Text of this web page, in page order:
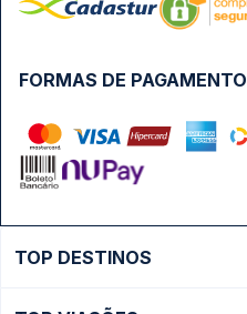
FORMAS DE PAGAMENTO
TOP DESTINOS